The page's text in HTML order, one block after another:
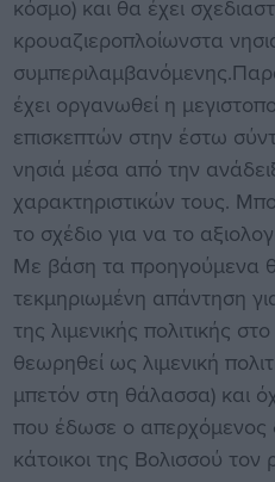
κόσμο) και θα έχει
κρουαζιεροπλοίωνστα
έχει οργανωθεί η
επισκεπτών στην έστω
νησιά μέσα από την
χαρακτηριστικών τους.
το σχέδιο για να το
Με βάση τα προηγούμενα
τεκμηριωμένη απάντηση
της λιμενικής πολιτικής
θεωρηθεί ως λιμενική
μπετόν στη θάλασσα) και
που έδωσε ο απερχόμενος
κάτοικοι της Βολισσού